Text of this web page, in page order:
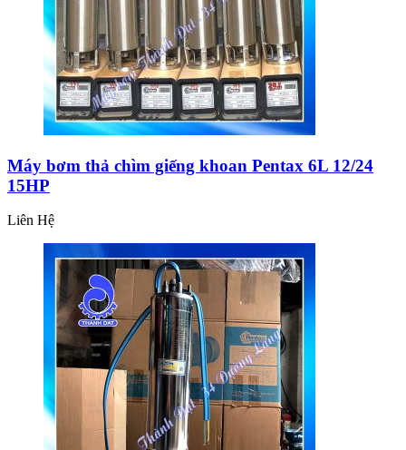
Máy bơm thả chìm giếng khoan Pentax 6L 12/24
15HP
Liên Hệ